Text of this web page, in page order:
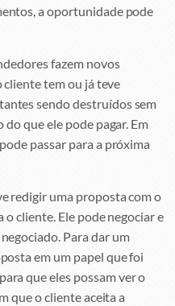
a oportunidade pode
fazem novos
tem ou já teve
sendo destruídos sem
que ele pode pagar. Em
passar para a próxima
redigir uma proposta com o
cliente. Ele pode negociar e
Para dar um
em um papel que foi
que eles possam ver o
que o cliente aceita a